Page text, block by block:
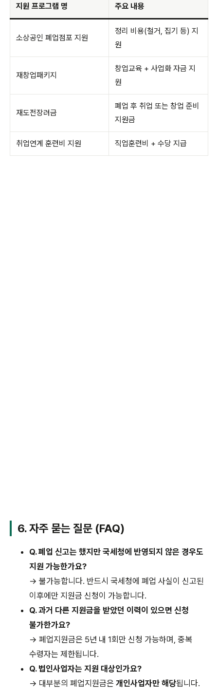
지원 프로그램 명 주요 내용
소상공인 폐업점포 지원
정리 비용(철거, 집기 등) 지
원
재창업패키지
창업교육 + 사업화 자금 지
원
재도전장려금
폐업 후 취업 또는 창업 준비
지원금
취업연계 훈련비 지원 직업훈련비 + 수당 지급
6. 자주 묻는 질문 (FAQ)
Q. 폐업 신고는 했지만 국세청에 반영되지 않은 경우도
지원 가능한가요?
→ 불가능합니다. 반드시 국세청에 폐업 사실이 신고된
이후에만 지원금 신청이 가능합니다.
Q. 과거 다른 지원금을 받았던 이력이 있으면 신청
불가한가요?
→ 폐업지원금은 5년 내 1회만 신청 가능하며, 중복
수령자는 제한됩니다.
Q. 법인사업자는 지원 대상인가요?
→ 대부분의 폐업지원금은 개인사업자만 해당됩니다.